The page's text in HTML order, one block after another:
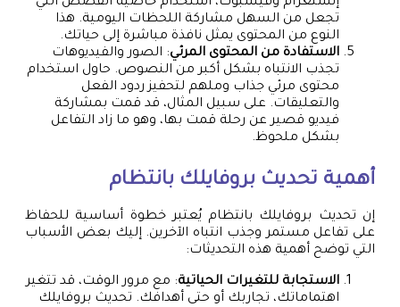
تجعل من السهل مشاركة اللحظات اليومية. هذا
النوع من المحتوى يمثل نافذة مباشرة إلى حياتك.
الاستفادة من المحتوى المرئي: الصور والفيديوهات
تجذب الانتباه بشكل أكبر من النصوص. حاول استخدام
محتوى مرئي جذاب وملهم لتحفيز ردود الفعل
والتعليقات. على سبيل المثال، قد قمت بمشاركة
فيديو قصير عن رحلة قمت بها، وهو ما زاد التفاعل
بشكل ملحوظ.
أهمية تحديث بروفايلك بانتظام
إن تحديث بروفايلك بانتظام يُعتبر خطوة أساسية للحفاظ
على تفاعل مستمر وجذب انتباه الآخرين. إليك بعض الأسباب
التي توضح أهمية هذه التحديثات:
الاستجابة للتغيرات الحياتية: مع مرور الوقت، قد تتغير
اهتماماتك، تجاربك أو حتى أهدافك. تحديث بروفايلك